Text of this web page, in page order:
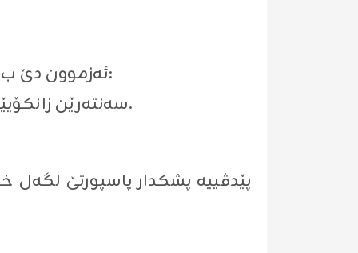
ئه‌زموون دێ ب ڕه‌نگێ ناڤه‌ندی هێنه‌ ئه‌نجامدان ل سه‌نته‌رێن هه‌رێما كوردستانێ وه‌كۆ ل خوارێ دیار:
سه‌نته‌رێن زانكۆیێن دهۆكێ: زانكۆیا دهۆك، زانكۆیا زاخۆ، زانكۆیا پولیته‌كنیكی یا دهۆك و زانكۆیا ئاكرێ.